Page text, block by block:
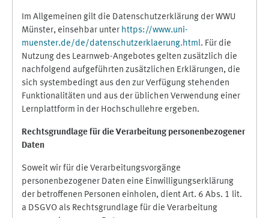
Im Allgemeinen gilt die Datenschutzerklärung der WWU
Münster, einsehbar unter https://www.uni-
muenster.de/de/datenschutzerklaerung.html. Für die
Nutzung des Learnweb-Angebotes gelten zusätzlich die
nachfolgend aufgeführten zusätzlichen Erklärungen, die
sich systembedingt aus den zur Verfügung stehenden
Funktionalitäten und aus der üblichen Verwendung einer
Lernplattform in der Hochschullehre ergeben.
Rechtsgrundlage für die Verarbeitung personenbezogener
Daten
Soweit wir für die Verarbeitungsvorgänge
personenbezogener Daten eine Einwilligungserklärung
der betroffenen Personen einholen, dient Art. 6 Abs. 1 lit.
a DSGVO als Rechtsgrundlage für die Verarbeitung